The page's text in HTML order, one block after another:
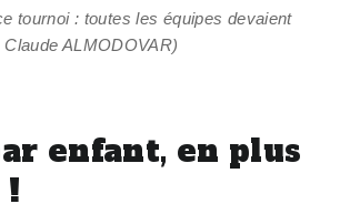
tournoi : toutes les équipes devaient
ALMODOVAR)
enfant, en plus
!